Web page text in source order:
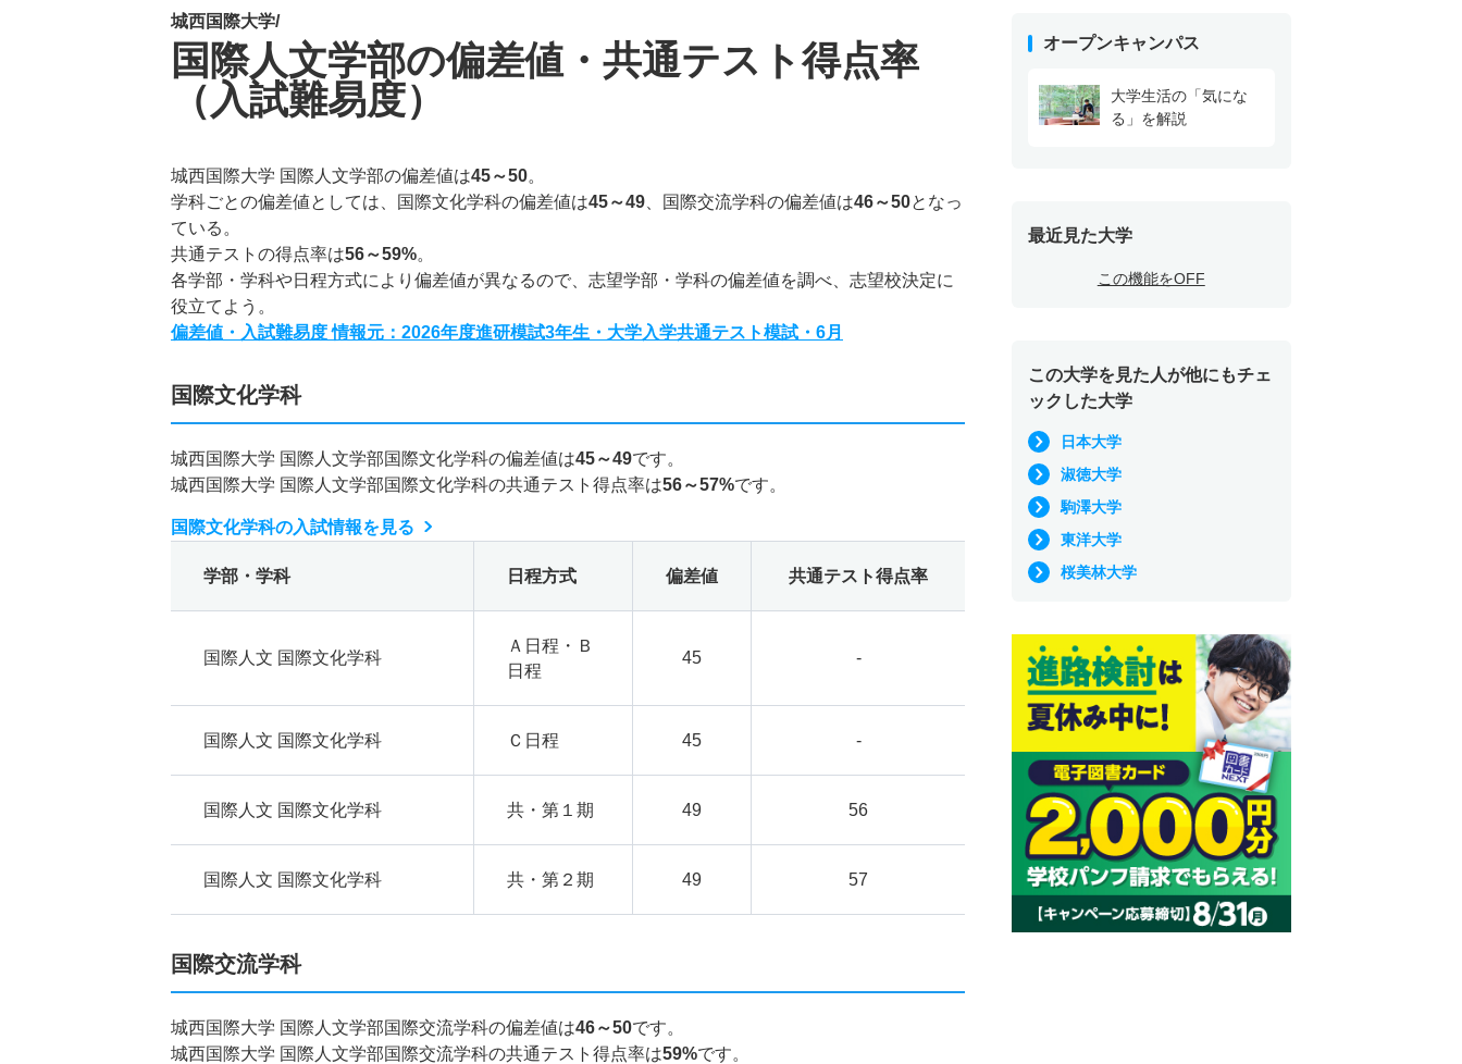
城西国際大学/
国際人文学部の偏差値・共通テスト得点率
（入試難易度）
城西国際大学 国際人文学部の偏差値は45～50。
学科ごとの偏差値としては、国際文化学科の偏差値は45～49 、国際交流学科の偏差値は46～50となっ
ている。
共通テストの得点率は56～59%。
各学部・学科や日程方式により偏差値が異なるので、志望学部・学科の偏差値を調べ、志望校決定に
役立てよう。
偏差値・入試難易度 情報元：2026年度進研模試3年生・大学入学共通テスト模試・6月
国際文化学科
城西国際大学 国際人文学部国際文化学科の偏差値は45～49です。
城西国際大学 国際人文学部国際文化学科の共通テスト得点率は56～57%です。
国際文化学科の入試情報を見る
学部・学科 日程方式 偏差値 共通テスト得点率
国際人文 国際文化学科
Ａ日程・Ｂ
日程
45 -
国際人文 国際文化学科 Ｃ日程 45 -
国際人文 国際文化学科 共・第１期 49 56
国際人文 国際文化学科 共・第２期 49 57
国際交流学科
城西国際大学 国際人文学部国際交流学科の偏差値は46～50です。
城西国際大学 国際人文学部国際交流学科の共通テスト得点率は59%です。
オープンキャンパス
大学生活の「気にな
る」を解説
最近見た大学
この機能をOFF
この大学を見た人が他にもチェ
ックした大学
日本大学
淑徳大学
駒澤大学
東洋大学
桜美林大学